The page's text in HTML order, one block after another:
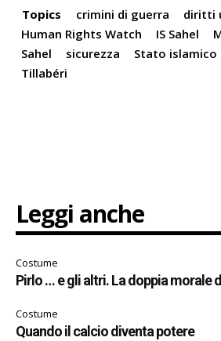
Topics crimini di guerra diritti
Human Rights Watch
IS Sahel
Sahel
sicurezza Stato islamico
Tillabéri
Leggi anche
Costume
Pirlo … e gli altri. La doppia morale
Costume
Quando il calcio diventa potere